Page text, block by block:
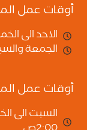
أوقات عمل
الاحد الى الخميس
الجمعة
أوقات عمل